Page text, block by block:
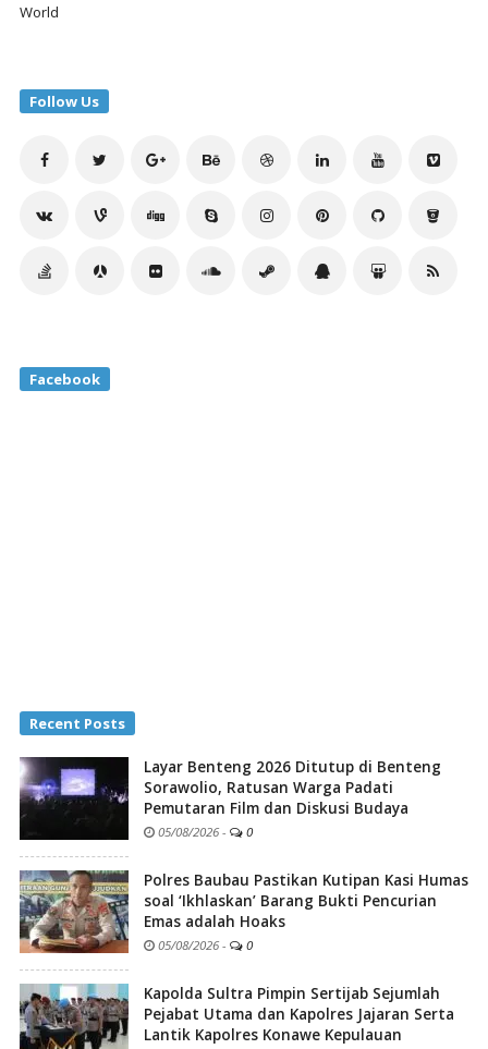
World
Follow Us
Facebook
Recent Posts
Layar Benteng 2026 Ditutup di Benteng
Sorawolio, Ratusan Warga Padati
Pemutaran Film dan Diskusi Budaya
05/08/2026 - 0
Polres Baubau Pastikan Kutipan Kasi Humas
soal ‘Ikhlaskan’ Barang Bukti Pencurian
Emas adalah Hoaks
05/08/2026 - 0
Kapolda Sultra Pimpin Sertijab Sejumlah
Pejabat Utama dan Kapolres Jajaran Serta
Lantik Kapolres Konawe Kepulauan